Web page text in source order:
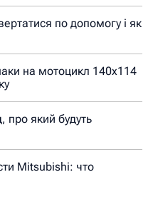
по допомогу і як
на мотоцикл 140х114
про який будуть
Mitsubishi: что